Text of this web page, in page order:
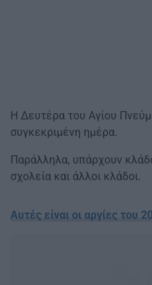
Η Δευτέρα του Αγίου
συγκεκριμένη ημέρα.
Παράλληλα, υπάρχουν
σχολεία και άλλοι κλάδοι.
Αυτές είναι οι αργίες του